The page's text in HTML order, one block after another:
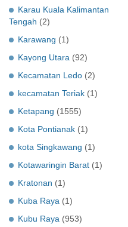
Karau Kuala Kalimantan
Tengah (2)
Karawang (1)
Kayong Utara (92)
Kecamatan Ledo (2)
kecamatan Teriak (1)
Ketapang (1555)
Kota Pontianak (1)
kota Singkawang (1)
Kotawaringin Barat (1)
Kratonan (1)
Kuba Raya (1)
Kubu Raya (953)